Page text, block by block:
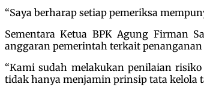
“Saya berharap setiap pemeriksa
Sementara Ketua BPK Agung Firman
anggaran pemerintah terkait
“Kami sudah melakukan penilaian
tidak hanya menjamin prinsip tata kelola